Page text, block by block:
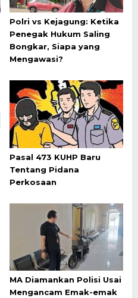
Polri vs Kejagung: Ketika
Penegak Hukum Saling
Bongkar, Siapa yang
Mengawasi?
Pasal 473 KUHP Baru
Tentang Pidana
Perkosaan
MA Diamankan Polisi Usai
Mengancam Emak-emak